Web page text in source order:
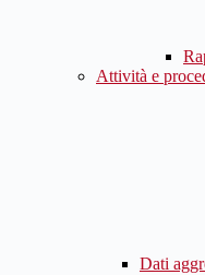
Attività e
Dati